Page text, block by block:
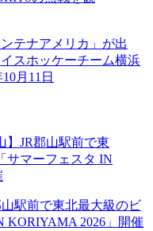
テナアメリカ」が出
スホッケーチーム横浜
月11日
山駅前で東北最大級のビ
KORIYAMA 2026」開催